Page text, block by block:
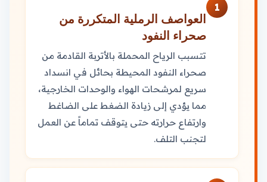
1
العواصف الرملية المتكررة من
صحراء النفود
تتسبب الرياح المحملة بالأتربة القادمة من
صحراء النفود المحيطة بحائل في انسداد
سريع لمرشحات الهواء والوحدات الخارجية،
مما يؤدي إلى زيادة الضغط على الضاغط
وارتفاع حرارته حتى يتوقف تماماً عن العمل
لتجنب التلف.